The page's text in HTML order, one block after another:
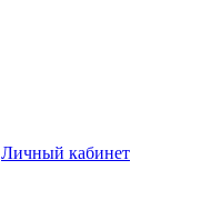
Личный кабинет